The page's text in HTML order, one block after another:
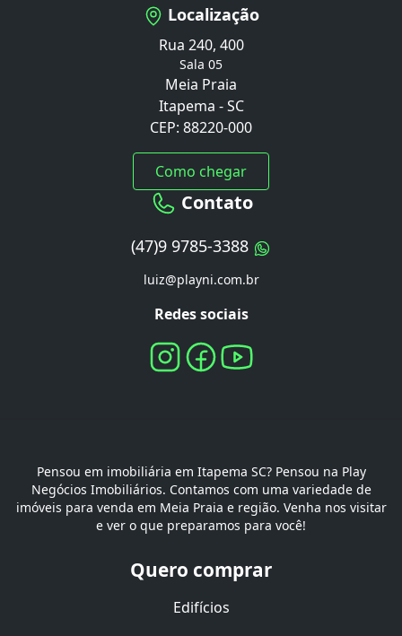
Localização
Rua 240, 400
Sala 05
Meia Praia
Itapema - SC
CEP: 88220-000
Como chegar
Contato
(47)9 9785-3388
luiz@playni.com.br
Redes sociais
Pensou em imobiliária em Itapema SC? Pensou na Play
Negócios Imobiliários. Contamos com uma variedade de
imóveis para venda em Meia Praia e região. Venha nos visitar
e ver o que preparamos para você!
Quero comprar
Edifícios